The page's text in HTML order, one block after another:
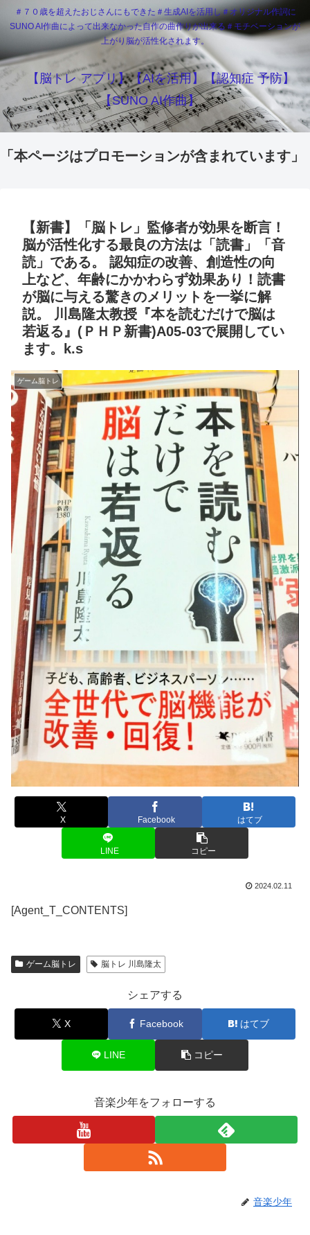
＃７０歳を超えたおじさんにもできた＃生成AIを活用し＃オリジナル作詞に
SUNO AI作曲によって出来なかった自作の曲作りが出来る＃モチベーションが
上がり脳が活性化されます。
【脳トレ アプリ】【AIを活用】【認知症 予防】
【SUNO AI作曲】
「本ページはプロモーションが含まれています」
【新書】「脳トレ」監修者が効果を断言！
脳が活性化する最良の方法は「読書」「音
読」である。 認知症の改善、創造性の向
上など、年齢にかかわらず効果あり！読書
が脳に与える驚きのメリットを一挙に解
説。 川島隆太教授『本を読むだけで脳は
若返る』(ＰＨＰ新書)A05-03で展開してい
ます。k.s
ゲーム脳トレ
X Facebook はてブ
LINE コピー
2024.02.11
[Agent_T_CONTENTS]
ゲーム脳トレ 脳トレ 川島隆太
シェアする
X Facebook はてブ
LINE コピー
音楽少年をフォローする
音楽少年